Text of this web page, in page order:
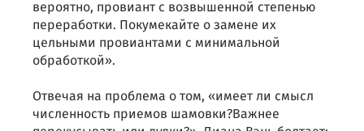
вероятно, провиант с возвышенной степенью
переработки. Покумекайте о замене их
цельными провиантами с минимальной
обработкой».
Отвечая на проблема о том, «имеет ли смысл
численность приемов шамовки?Важнее